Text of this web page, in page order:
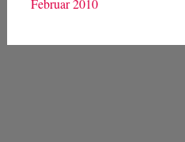
Februar 2010